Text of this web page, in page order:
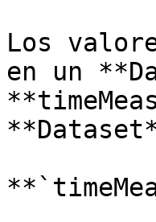
Los
en un